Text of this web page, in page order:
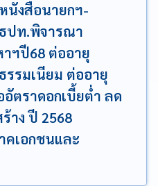
นังสือนายกฯ-
ปท.พิจารณา
ฯปี68 ต่ออายุ
รมเนียม ต่ออายุ
อัตราดอกเบี้ยต่ำ ลด
าง ปี 2568
คเอกชนและ